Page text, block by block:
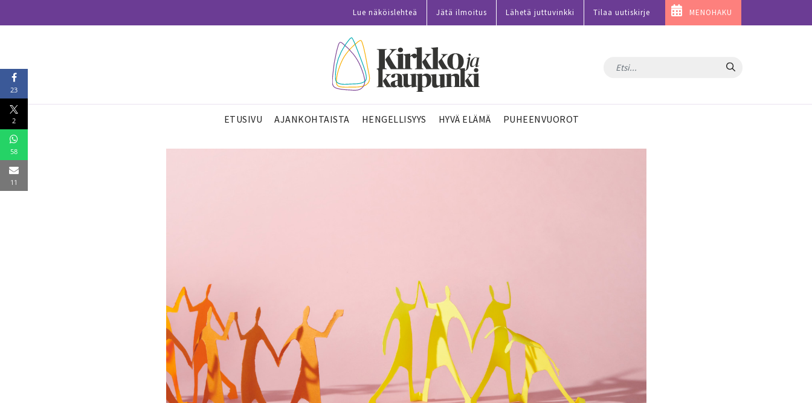
Lue näköislehteä Jätä ilmoitus Lähetä juttuvinkki Tilaa uutiskirje MENOHAKU
Hae
ETUSIVU AJANKOHTAISTA HENGELLISYYS HYVÄ ELÄMÄ PUHEENVUOROT
23
2
58
11